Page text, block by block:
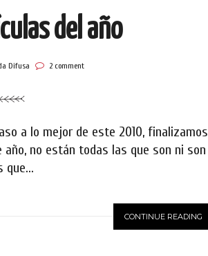
del año
Difusa 2 comment
a lo mejor de este 2010, finalizamos
no están todas las que son ni son
que...
CONTINUE READING